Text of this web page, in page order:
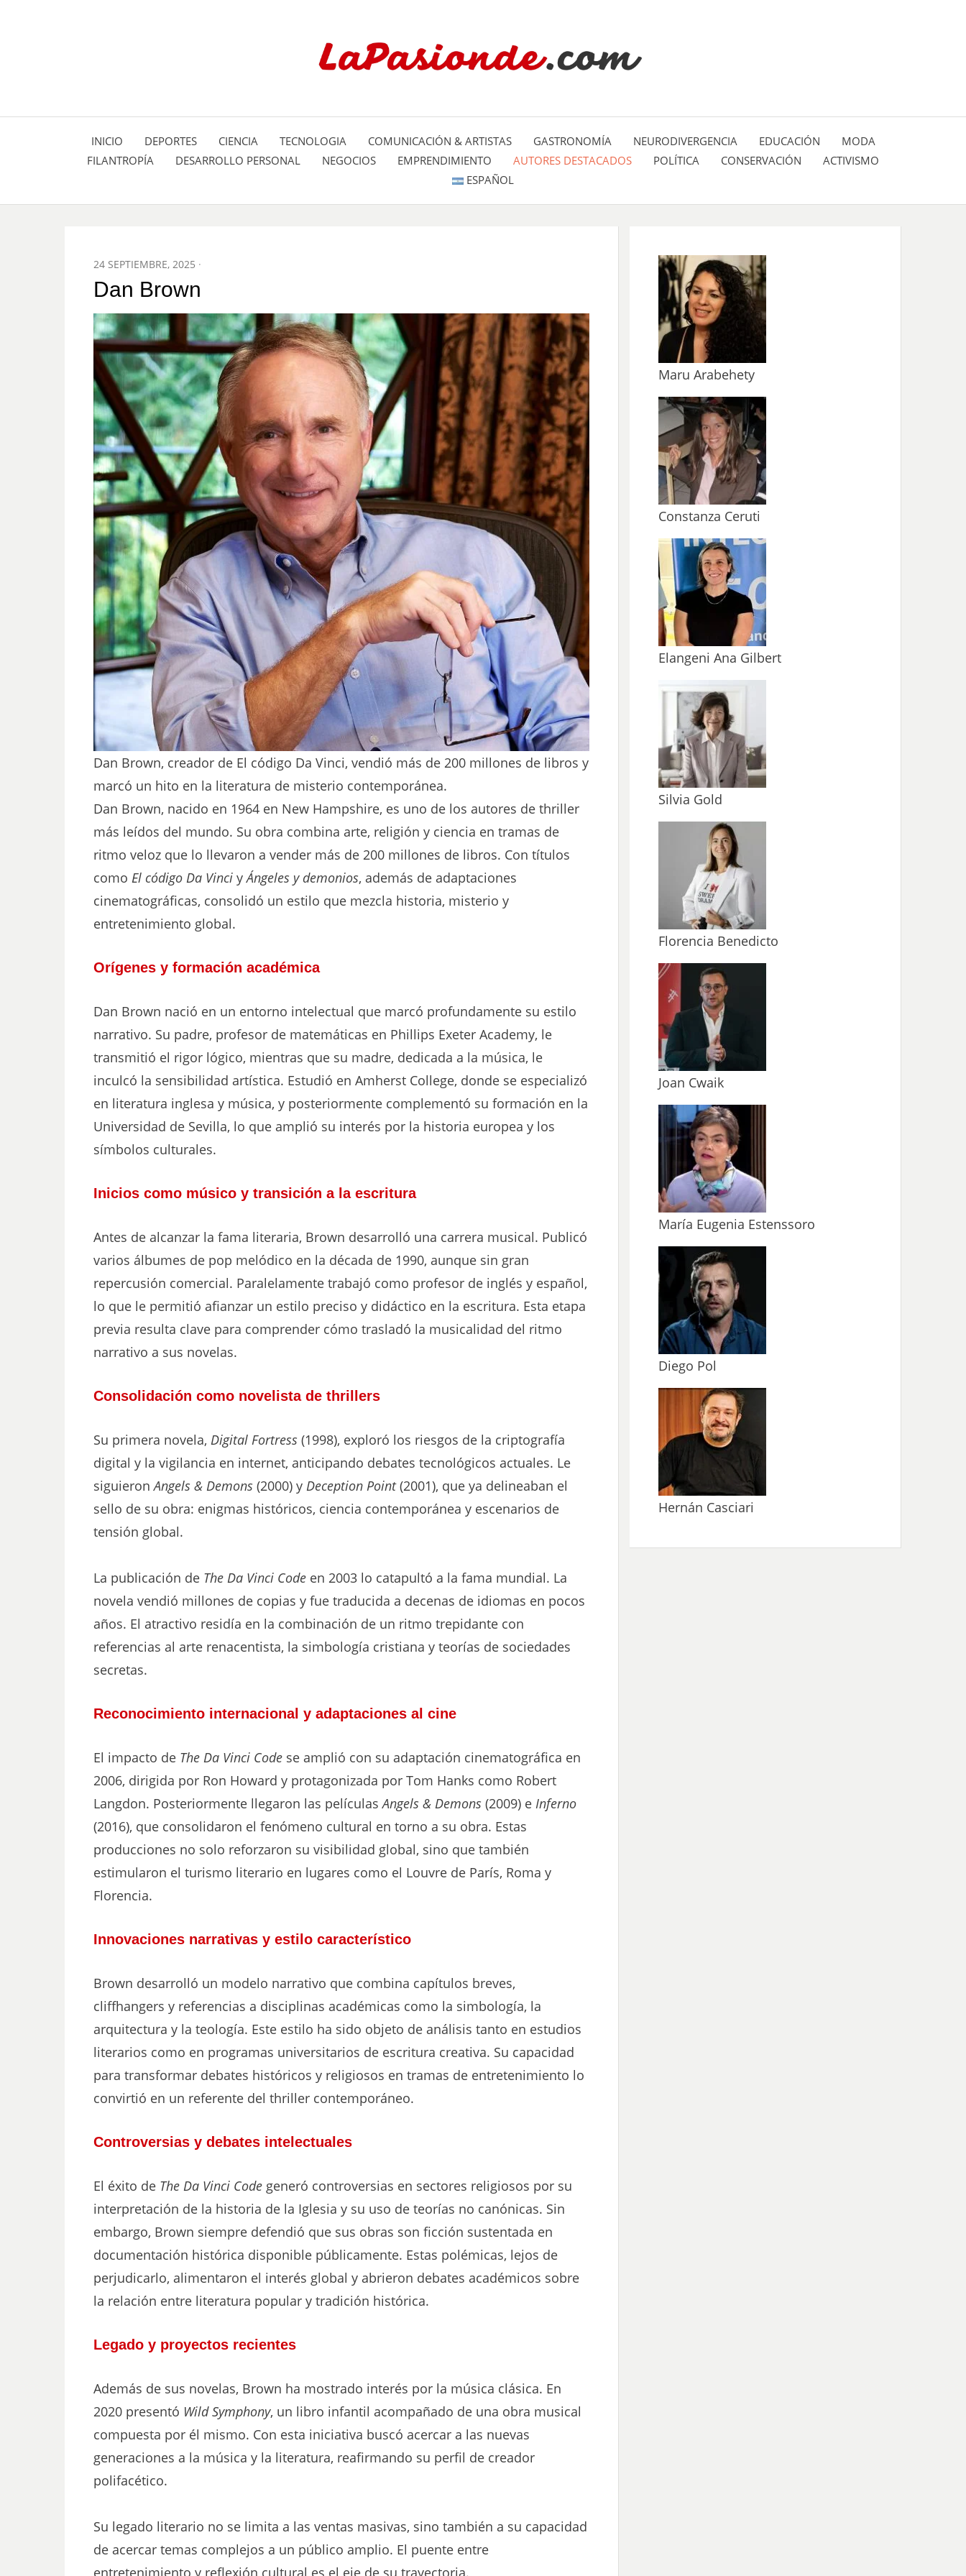
LA PASIÓN DE:
INICIO DEPORTES CIENCIA TECNOLOGIA COMUNICACIÓN & ARTISTAS GASTRONOMÍA NEURODIVERGENCIA EDUCACIÓN
MODA
FILANTROPÍA
DESARROLLO PERSONAL NEGOCIOS EMPRENDIMIENTO AUTORES DESTACADOS POLÍTICA CONSERVACIÓN
ACTIVISMO
ESPAÑOL
POSTED
ON
24 SEPTIEMBRE, 2025
Dan Brown
Dan Brown, creador de El código Da Vinci, vendió más de 200 millones de libros y
marcó un hito en la literatura de misterio contemporánea.
Dan Brown, nacido en 1964 en New Hampshire, es uno de los autores de thriller
más leídos del mundo. Su obra combina arte, religión y ciencia en tramas de
ritmo veloz que lo llevaron a vender más de 200 millones de libros. Con títulos
como El código Da VinciyÁngeles y demonios, además de adaptaciones
cinematográficas, consolidó un estilo que mezcla historia, misterio y
entretenimiento global.
Orígenes y formación académica
Dan Brown nació en un entorno intelectual que marcó profundamente su estilo
narrativo. Su padre, profesor de matemáticas en Phillips Exeter Academy, le
transmitió el rigor lógico, mientras que su madre, dedicada a la música, le
inculcó la sensibilidad artística. Estudió en Amherst College, donde se especializó
en literatura inglesa y música, y posteriormente complementó su formación en la
Universidad de Sevilla, lo que amplió su interés por la historia europea y los
símbolos culturales.
Inicios como músico y transición a la escritura
Antes de alcanzar la fama literaria, Brown desarrolló una carrera musical. Publicó
varios álbumes de pop melódico en la década de 1990, aunque sin gran
repercusión comercial. Paralelamente trabajó como profesor de inglés y español,
lo que le permitió afianzar un estilo preciso y didáctico en la escritura. Esta etapa
previa resulta clave para comprender cómo trasladó la musicalidad del ritmo
narrativo a sus novelas.
Consolidación como novelista de thrillers
Su primera novela, Digital Fortress (1998), exploró los riesgos de la criptografía
digital y la vigilancia en internet, anticipando debates tecnológicos actuales. Le
siguieronAngels & Demons (2000) y Deception Point(2001), que ya delineaban el
sello de su obra: enigmas históricos, ciencia contemporánea y escenarios de
tensión global.
La publicación de The Da Vinci Codeen 2003 lo catapultó a la fama mundial. La
novela vendió millones de copias y fue traducida a decenas de idiomas en pocos
años. El atractivo residía en la combinación de un ritmo trepidante con
referencias al arte renacentista, la simbología cristiana y teorías de sociedades
secretas.
Reconocimiento internacional y adaptaciones al cine
El impacto de The Da Vinci Codese amplió con su adaptación cinematográfica en
2006, dirigida por Ron Howard y protagonizada por Tom Hanks como Robert
Langdon. Posteriormente llegaron las películasAngels & Demons (2009) e Inferno
(2016), que consolidaron el fenómeno cultural en torno a su obra. Estas
producciones no solo reforzaron su visibilidad global, sino que también
estimularon el turismo literario en lugares como el Louvre de París, Roma y
Florencia.
Innovaciones narrativas y estilo característico
Brown desarrolló un modelo narrativo que combina capítulos breves,
cliffhangers y referencias a disciplinas académicas como la simbología, la
arquitectura y la teología. Este estilo ha sido objeto de análisis tanto en estudios
literarios como en programas universitarios de escritura creativa. Su capacidad
para transformar debates históricos y religiosos en tramas de entretenimiento lo
convirtió en un referente del thriller contemporáneo.
Controversias y debates intelectuales
El éxito de The Da Vinci Codegeneró controversias en sectores religiosos por su
interpretación de la historia de la Iglesia y su uso de teorías no canónicas. Sin
embargo, Brown siempre defendió que sus obras son ficción sustentada en
documentación histórica disponible públicamente. Estas polémicas, lejos de
perjudicarlo, alimentaron el interés global y abrieron debates académicos sobre
la relación entre literatura popular y tradición histórica.
Legado y proyectos recientes
Además de sus novelas, Brown ha mostrado interés por la música clásica. En
2020 presentó Wild Symphony, un libro infantil acompañado de una obra musical
compuesta por él mismo. Con esta iniciativa buscó acercar a las nuevas
generaciones a la música y la literatura, reafirmando su perfil de creador
polifacético.
Su legado literario no se limita a las ventas masivas, sino también a su capacidad
de acercar temas complejos a un público amplio. El puente entre
entretenimiento y reflexión cultural es el eje de su trayectoria.
Maru Arabehety
Constanza Ceruti
Elangeni Ana Gilbert
Silvia Gold
Florencia Benedicto
Joan Cwaik
María Eugenia Estenssoro
Diego Pol
Hernán Casciari